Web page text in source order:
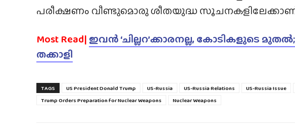
പരീക്ഷണം വീണ്ടുമൊരു ശീതയുദ്ധ
Most Read| ഇവൻ ‘ചില്ലറ’ക്കാരനല്ല, കോടികളുടെ
തക്കാളി
TAGS US President Donald Trump US-Russia US-Russia Relations US-Russia Issue
Trump Orders Preparation for Nuclear Weapons
Nuclear Weapons